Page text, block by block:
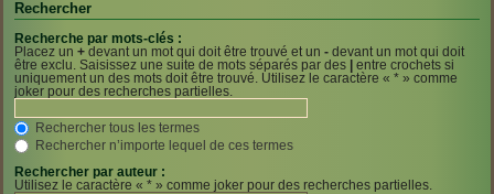
Rechercher
Recherche par mots-clés :
Placez un + devant un mot qui doit être trouvé et un - devant un mot qui doit
être exclu. Saisissez une suite de mots séparés par des
entre crochets si
uniquement un des mots doit être trouvé. Utilisez le caractère « * » comme
joker pour des recherches partielles.
Rechercher tous les termes
Rechercher n’importe lequel de ces termes
Rechercher par auteur :
Utilisez le caractère « * » comme joker pour des recherches partielles.